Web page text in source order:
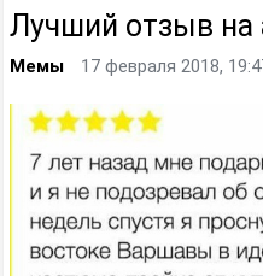
Лучший отзыв на
Мемы 17 февраля 2018,